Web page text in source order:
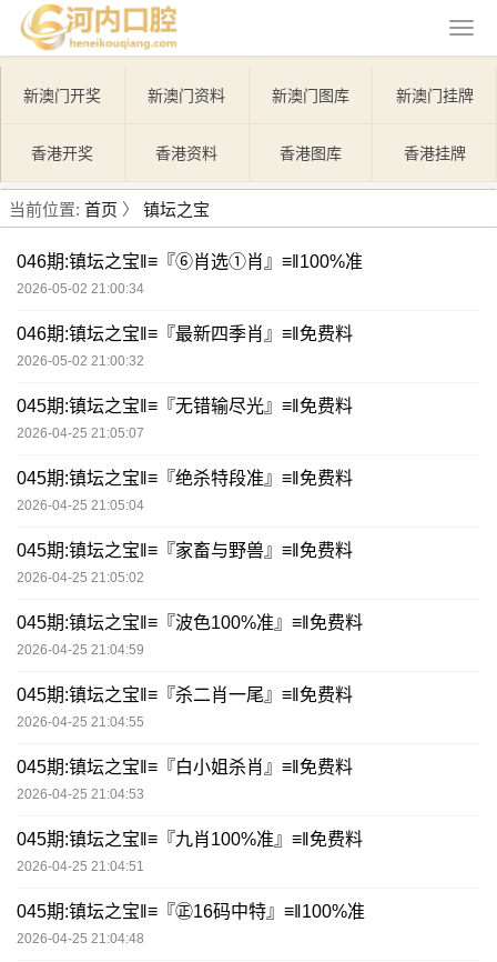
新澳门开奖 新澳门资料 新澳门图库 新澳门挂牌
香港开奖 香港资料 香港图库 香港挂牌
当前位置: 首页 〉 镇坛之宝
046期:镇坛之宝‖≡『⑥肖选①肖』≡‖100%准
2026-05-02 21:00:34
046期:镇坛之宝‖≡『最新四季肖』≡‖免费料
2026-05-02 21:00:32
045期:镇坛之宝‖≡『无错输尽光』≡‖免费料
2026-04-25 21:05:07
045期:镇坛之宝‖≡『绝杀特段准』≡‖免费料
2026-04-25 21:05:04
045期:镇坛之宝‖≡『家畜与野兽』≡‖免费料
2026-04-25 21:05:02
045期:镇坛之宝‖≡『波色100%准』≡‖免费料
2026-04-25 21:04:59
045期:镇坛之宝‖≡『杀二肖一尾』≡‖免费料
2026-04-25 21:04:55
045期:镇坛之宝‖≡『白小姐杀肖』≡‖免费料
2026-04-25 21:04:53
045期:镇坛之宝‖≡『九肖100%准』≡‖免费料
2026-04-25 21:04:51
045期:镇坛之宝‖≡『㊣16码中特』≡‖100%准
2026-04-25 21:04:48